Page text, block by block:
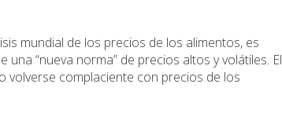
mundial de los precios de los alimentos, es
“nueva norma” de precios altos y volátiles. El
volverse complaciente con precios de los